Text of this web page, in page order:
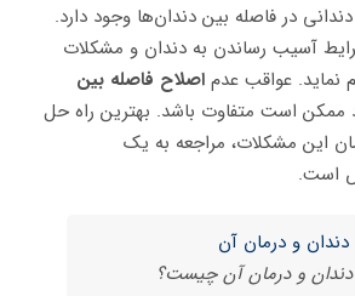
در فاصله بین دندان‌ها وجود دارد.
آسیب رساندن به دندان و مشکلات
نماید. عواقب عدم اصلاح فاصله بین
ممکن است متفاوت باشد. بهترین راه حل
این مشکلات، مراجعه به یک
است.
و درمان آن
و درمان آن چیست؟